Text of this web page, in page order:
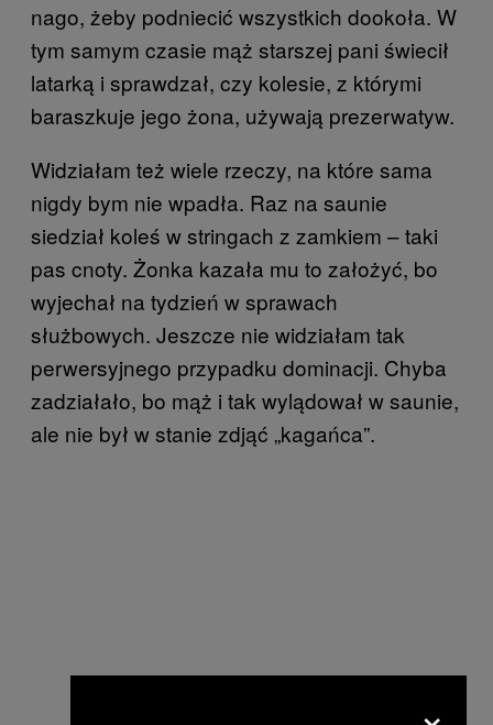
nago, żeby podniecić wszystkich dookoła. W
tym samym czasie mąż starszej pani świecił
latarką i sprawdzał, czy kolesie, z którymi
baraszkuje jego żona, używają prezerwatyw.
Widziałam też wiele rzeczy, na które sama
nigdy bym nie wpadła. Raz na saunie
siedział koleś w stringach z zamkiem – taki
pas cnoty. Żonka kazała mu to założyć, bo
wyjechał na tydzień w sprawach
służbowych. Jeszcze nie widziałam tak
perwersyjnego przypadku dominacji. Chyba
zadziałało, bo mąż i tak wylądował w saunie,
ale nie był w stanie zdjąć „kagańca”.